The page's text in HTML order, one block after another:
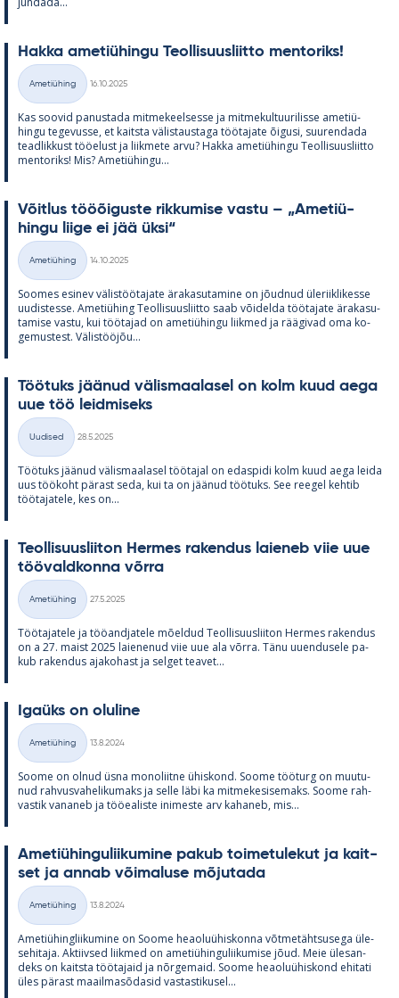
Hakka ame­tiü­hingu Teol­li­suus­liitto men­to­riks!
Kategooriad
Ametiühing
16.10.2025
Kas soo­vid pa­nus­tada mit­me­keel­sesse ja mit­me­kul­tuu­ri­lisse ame­tiü­
hingu te­ge­vusse, et kaitsta vä­lis­taus­taga töö­ta­jate õi­gusi, suu­ren­dada
tead­lik­kust töö­elust ja liik­mete arvu? Hakka ame­tiü­hingu Teol­li­suus­liitto
men­to­riks! Mis? Ame­tiü­hingu...
Võit­lus tööõi­guste rik­ku­mise vastu – „Ame­tiü­
hingu liige ei jää üksi“
Kategooriad
Ametiühing
14.10.2025
Soo­mes esi­nev vä­lis­töö­ta­jate ära­ka­su­ta­mine on jõud­nud üle­riikli­kesse
uu­dis­tesse. Ame­tiü­hing Teol­li­suus­liitto saab või­delda töö­ta­jate ära­ka­su­
ta­mise vastu, kui töö­ta­jad on ame­tiü­hingu liik­med ja rää­gi­vad oma ko­
ge­mus­test. Vä­lis­tööjõu...
Töö­tuks jää­nud vä­lis­maa­la­sel on kolm kuud aega
uue töö leid­mi­seks
Kategooriad
Uudised
28.5.2025
Töö­tuks jää­nud vä­lis­maa­la­sel töö­ta­jal on edas­pidi kolm kuud aega leida
uus töö­koht pä­rast seda, kui ta on jää­nud töö­tuks. See ree­gel keh­tib
töö­ta­ja­tele, kes on...
Teol­li­suus­lii­ton Her­mes ra­ken­dus lai­e­neb viie uue
töö­vald­konna võrra
Kategooriad
Ametiühing
27.5.2025
Töö­ta­ja­tele ja töö­and­ja­tele mõel­dud Teol­li­suus­lii­ton Her­mes ra­ken­dus
on a 27. maist 2025 lai­e­ne­nud viie uue ala võrra. Tänu uu­en­dusele pa­
kub ra­ken­dus aja­ko­hast ja sel­get tea­vet...
Igaüks on olu­line
Kategooriad
Ametiühing
13.8.2024
Soome on ol­nud üsna mo­no­liitne ühis­kond. Soome töö­turg on muu­tu­
nud rah­vus­va­he­li­ku­maks ja selle läbi ka mit­me­ke­si­se­maks. Soome rah­
vas­tik va­na­neb ja töö­ea­liste ini­meste arv ka­ha­neb, mis...
Ame­tiü­hin­gu­lii­ku­mine pa­kub toi­me­tu­le­kut ja kait­
set ja an­nab või­ma­luse mõ­ju­tada
Kategooriad
Ametiühing
13.8.2024
Ame­tiü­hinglii­ku­mine on Soome heao­luü­his­konna võt­me­täht­susega üle­
se­hi­taja. Ak­tiiv­sed liik­med on ame­tiü­hin­gu­lii­ku­mise jõud. Meie üle­san­
deks on kaitsta töö­ta­jaid ja nõr­ge­maid. Soome heao­luü­his­kond ehi­tati
üles pä­rast maa­il­masõ­da­sid vas­tas­ti­kusel...